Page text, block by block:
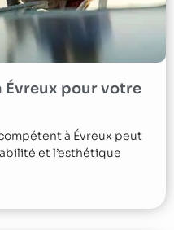
Évreux pour votre
à Évreux peut
et l’esthétique